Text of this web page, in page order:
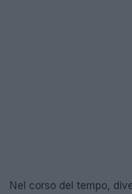
Nel corso del tempo,